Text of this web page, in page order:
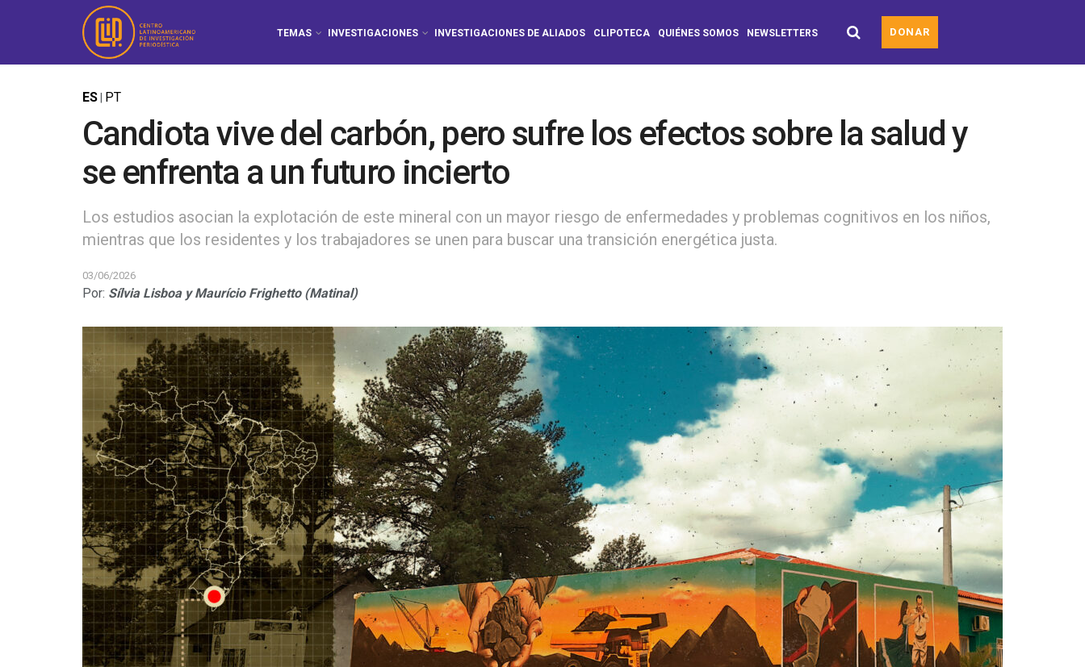
TEMAS INVESTIGACIONES INVESTIGACIONES DE ALIADOS CLIPOTECA QUIÉNES SOMOS NEWSLETTERS DONAR
ES PT
Candiota vive del carbón, pero sufre los efectos sobre la salud y
se enfrenta a un futuro incierto
Los estudios asocian la explotación de este mineral con un mayor riesgo de enfermedades y problemas cognitivos en los niños,
mientras que los residentes y los trabajadores se unen para buscar una transición energética justa.
03/06/2026
Por: Sílvia Lisboa y Maurício Frighetto (Matinal)